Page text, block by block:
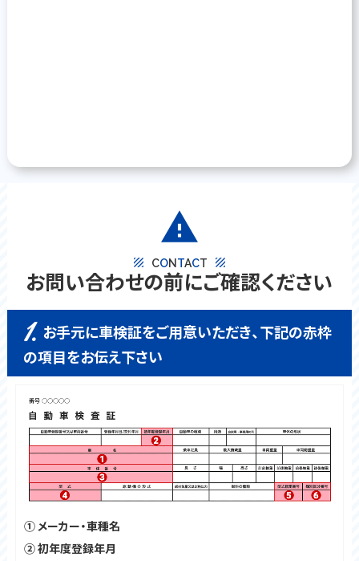
warning
texture CONTACT texture
お問い合わせの前にご確認ください
1. お手元に車検証をご用意いただき、下記の赤枠
の項目をお伝え下さい
① メーカー・車種名
② 初年度登録年月